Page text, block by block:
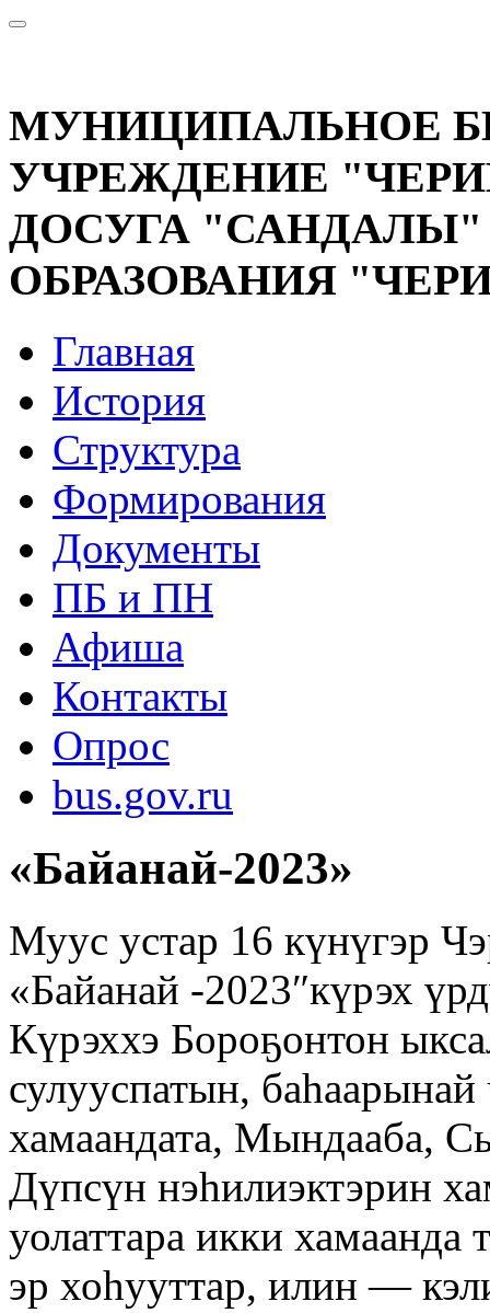
МУНИЦИПАЛЬНОЕ
УЧРЕЖДЕНИЕ
ДОСУГА
ОБРАЗОВАНИЯ
Главная
История
Структура
Формирования
Документы
ПБ и ПН
Афиша
Контакты
Опрос
bus.gov.ru
«Байанай-2023»
Муус устар 16 күнүгэр
«Байанай -2023″күрэх
Күрэххэ Бороҕонтон
сулууспатын,
хамаандата, Мындааба,
Дүпсүн нэһилиэктэрин
уолаттара икки
эр хоһууттар, илин —